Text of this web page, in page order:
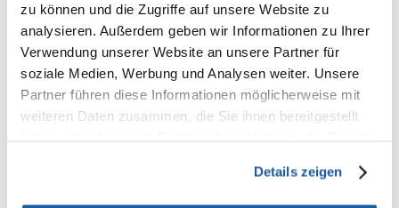
zu können und die Zugriffe auf unsere Website zu
analysieren. Außerdem geben wir Informationen zu Ihrer
Verwendung unserer Website an unsere Partner für
soziale Medien, Werbung und Analysen weiter. Unsere
Partner führen diese Informationen möglicherweise mit
weiteren Daten zusammen, die Sie ihnen bereitgestellt
Details zeigen
ADULT MENUE ist eine ausgewogene Komposition aus verschiedenen
Eiweiß- und Gemüsekroketten ergänzt mit einer Komposition aus 12
hochwertigen Kräutern. Der Gehalt an Eiweiß (23,5 %) und Fett (13,5 %)
ist so gewählt, dass sowohl normal aktive ausgewachsene Hunde, als
auch Hunde mit gesteigerter Aktivität mit ADULT MENUE optimal
versorgt werden können. Durch den Einsatz unseres Immun-Komplexes
aus Mannanen & Glucanen wird die Darmflora stabilisiert sowie das